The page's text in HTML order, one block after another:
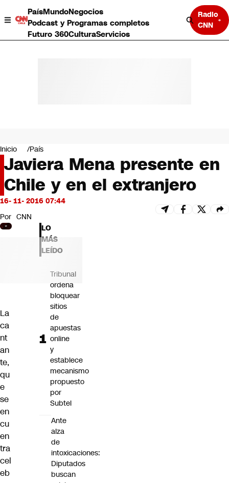
PaísMundoNegocios
Podcast y Programas completos
Futuro 360CulturaServicios
Radio
CNN
Negocios
Deportes
Programas completos
Cultura
Servicios
Bits
CNN Data
CNN tiempo
Futuro 360
Inicio País
Javiera Mena presente en
Chile y en el extranjero
16- 11- 2016 07:44
Por CNN
La
ca
nt
an
te,
qu
e
se
en
cu
en
tra
cel
eb
LO
MÁS
LEÍDO
Tribunal
ordena
bloquear
sitios
de
apuestas
online
y
establece
mecanismo
propuesto
por
Subtel
Ante
alza
de
intoxicaciones:
Diputados
buscan